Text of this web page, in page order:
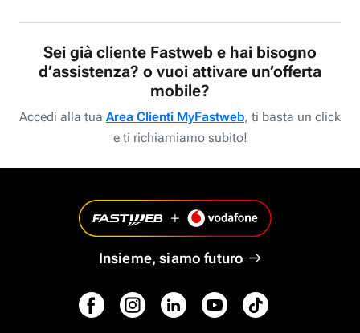
Sei già cliente Fastweb e hai bisogno
d’assistenza? o vuoi attivare un’offerta
mobile?
Accedi alla tua Area Clienti MyFastweb, ti basta un click
e ti richiamiamo subito!
Insieme, siamo futuro